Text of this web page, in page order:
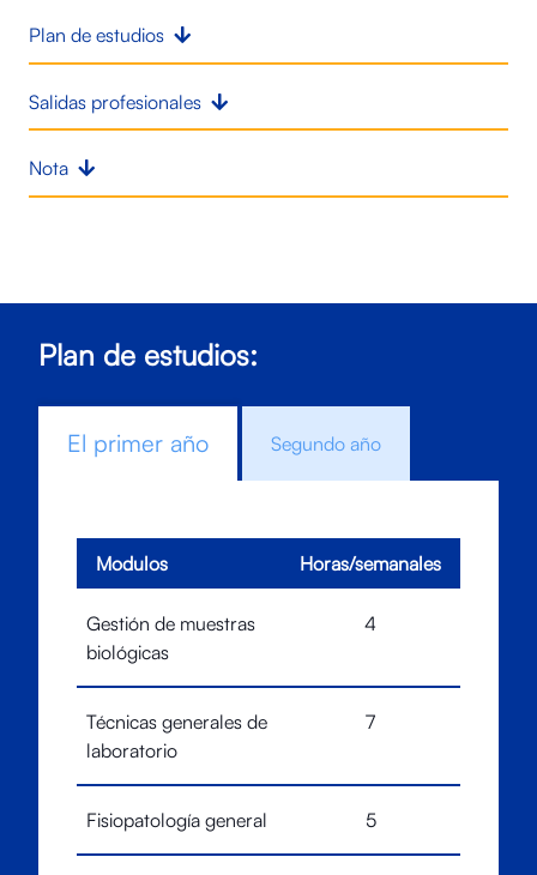
Plan de estudios
Salidas profesionales
Nota
Plan de estudios:
El primer año Segundo año
Modulos Horas/semanales
Gestión de muestras
biológicas
4
Técnicas generales de
laboratorio
7
Fisiopatología general 5